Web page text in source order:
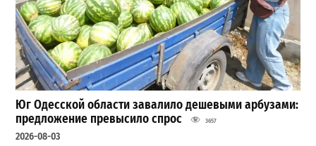
Юг Одесской области завалило дешевыми арбузами:
предложение превысило спрос
3657
2026-08-03